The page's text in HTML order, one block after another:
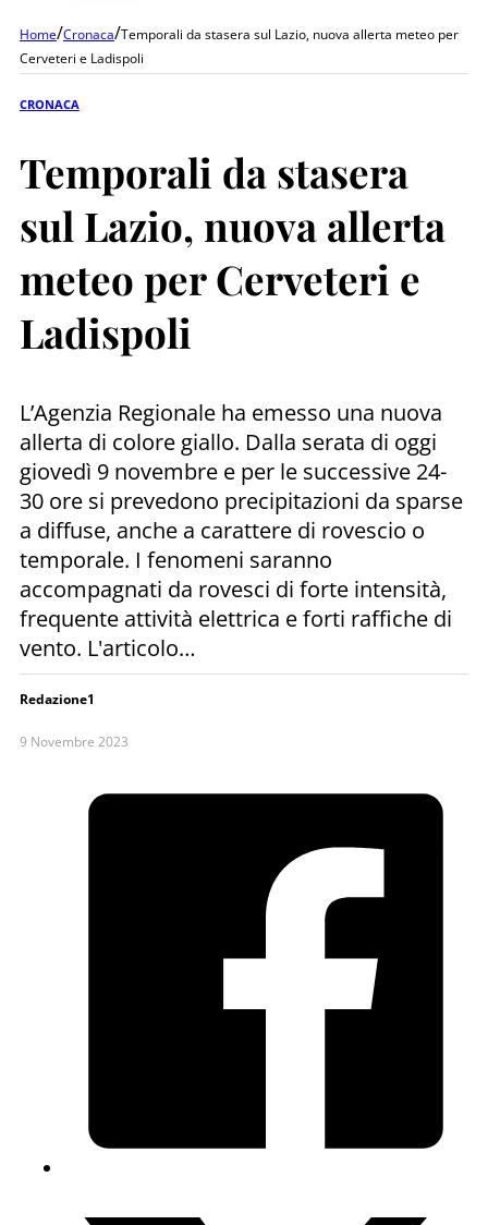
Home/Cronaca/Temporali da stasera sul Lazio, nuova allerta meteo per
Cerveteri e Ladispoli
CRONACA
Temporali da stasera
sul Lazio, nuova allerta
meteo per Cerveteri e
Ladispoli
L’Agenzia Regionale ha emesso una nuova
allerta di colore giallo. Dalla serata di oggi
giovedì 9 novembre e per le successive 24-
30 ore si prevedono precipitazioni da sparse
a diffuse, anche a carattere di rovescio o
temporale. I fenomeni saranno
accompagnati da rovesci di forte intensità,
frequente attività elettrica e forti raffiche di
vento. L'articolo…
Redazione1
9 Novembre 2023